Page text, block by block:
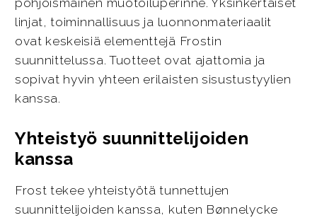
linjat, toiminnallisuus ja luonnonmateriaalit
ovat keskeisiä elementtejä Frostin
suunnittelussa. Tuotteet ovat ajattomia ja
sopivat hyvin yhteen erilaisten sisustustyylien
kanssa.
Yhteistyö suunnittelijoiden
kanssa
Frost tekee yhteistyötä tunnettujen
suunnittelijoiden kanssa, kuten Bønnelycke